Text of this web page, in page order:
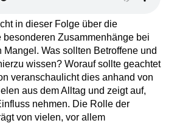
in dieser Folge über die
besonderen Zusammenhänge bei
Mangel. Was sollten Betroffene und
wissen? Worauf sollte geachtet
veranschaulicht dies anhand von
aus dem Alltag und zeigt auf,
nehmen. Die Rolle der
von vielen, vor allem